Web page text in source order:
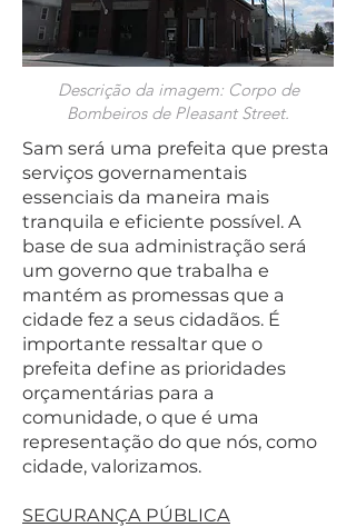
Descrição da imagem: Corpo de
Bombeiros de Pleasant Street.
Sam será uma prefeita que presta
serviços governamentais
essenciais da maneira mais
tranquila e eficiente possível. A
base de sua administração será
um governo que trabalha e
mantém as promessas que a
cidade fez a seus cidadãos. É
importante ressaltar que o
prefeita define as prioridades
orçamentárias para a
comunidade, o que é uma
representação do que nós, como
cidade, valorizamos.
SEGURANÇA PÚBLICA